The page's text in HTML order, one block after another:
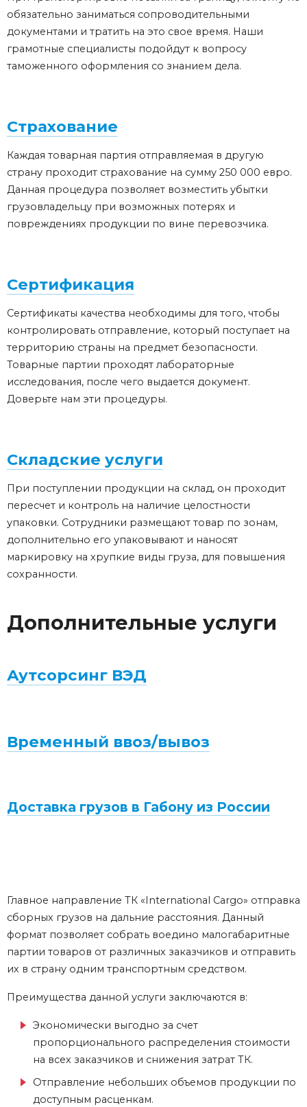
обязательно заниматься сопроводительными
документами и тратить на это свое время. Наши
грамотные специалисты подойдут к вопросу
таможенного оформления со знанием дела.
Страхование
Каждая товарная партия отправляемая в другую
страну проходит страхование на сумму 250 000 евро.
Данная процедура позволяет возместить убытки
грузовладельцу при возможных потерях и
повреждениях продукции по вине перевозчика.
Сертификация
Сертификаты качества необходимы для того, чтобы
контролировать отправление, который поступает на
территорию страны на предмет безопасности.
Товарные партии проходят лабораторные
исследования, после чего выдается документ.
Доверьте нам эти процедуры.
Складские услуги
При поступлении продукции на склад, он проходит
пересчет и контроль на наличие целостности
упаковки. Сотрудники размещают товар по зонам,
дополнительно его упаковывают и наносят
маркировку на хрупкие виды груза, для повышения
сохранности.
Дополнительные услуги
Аутсорсинг ВЭД
Временный ввоз/вывоз
Доставка грузов в Габону из России
Главное направление ТК «International Cargo» отправка
сборных грузов на дальние расстояния. Данный
формат позволяет собрать воедино малогабаритные
партии товаров от различных заказчиков и отправить
их в страну одним транспортным средством.
Преимущества данной услуги заключаются в:
Экономически выгодно за счет
пропорционального распределения стоимости
на всех заказчиков и снижения затрат ТК.
Отправление небольших объемов продукции по
доступным расценкам.